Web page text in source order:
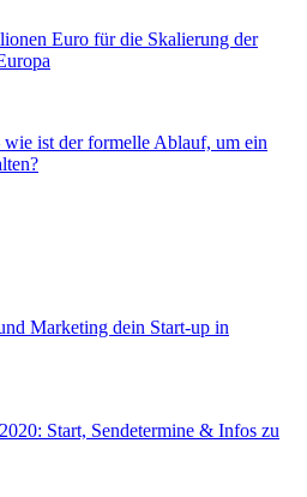
Euro für die Skalierung der
ist der formelle Ablauf, um ein
Marketing dein Start-up in
Start, Sendetermine & Infos zu